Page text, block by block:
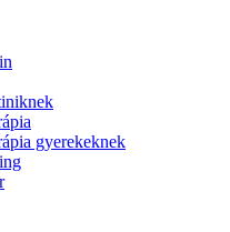
gyerekeknek